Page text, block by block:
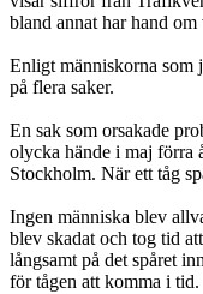
bland annat har hand
Enligt människorna som
på flera saker.
En sak som orsakade
olycka hände i maj förra
Stockholm. När ett tåg
Ingen människa blev
blev skadat och tog tid
långsamt på det spåret
för tågen att komma i tid.